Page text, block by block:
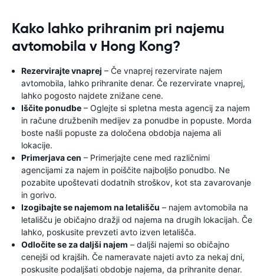
Kako lahko prihranim pri najemu
avtomobila v Hong Kong?
Rezervirajte vnaprej – Če vnaprej rezervirate najem
avtomobila, lahko prihranite denar. Če rezervirate vnaprej,
lahko pogosto najdete znižane cene.
Iščite ponudbe – Oglejte si spletna mesta agencij za najem
in račune družbenih medijev za ponudbe in popuste. Morda
boste našli popuste za določena obdobja najema ali
lokacije.
Primerjava cen – Primerjajte cene med različnimi
agencijami za najem in poiščite najboljšo ponudbo. Ne
pozabite upoštevati dodatnih stroškov, kot sta zavarovanje
in gorivo.
Izogibajte se najemom na letališču – najem avtomobila na
letališču je običajno dražji od najema na drugih lokacijah. Če
lahko, poskusite prevzeti avto izven letališča.
Odločite se za daljši najem – daljši najemi so običajno
cenejši od krajših. Če nameravate najeti avto za nekaj dni,
poskusite podaljšati obdobje najema, da prihranite denar.